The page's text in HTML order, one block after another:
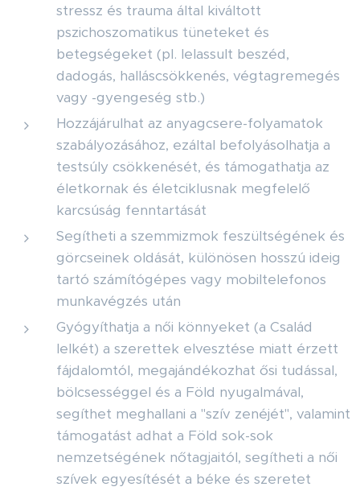
stressz és trauma által kiváltott
pszichoszomatikus tüneteket és
betegségeket (pl. lelassult beszéd,
dadogás, halláscsökkenés, végtagremegés
vagy -gyengeség stb.)
Hozzájárulhat az anyagcsere-folyamatok
szabályozásához, ezáltal befolyásolhatja a
testsúly csökkenését, és támogathatja az
életkornak és életciklusnak megfelelő
karcsúság fenntartását
Segítheti a szemmizmok feszültségének és
görcseinek oldását, különösen hosszú ideig
tartó számítógépes vagy mobiltelefonos
munkavégzés után
Gyógyíthatja a női könnyeket (a Család
lelkét) a szerettek elvesztése miatt érzett
fájdalomtól, megajándékozhat ősi tudással,
bölcsességgel és a Föld nyugalmával,
segíthet meghallani a "szív zenéjét", valamint
támogatást adhat a Föld sok-sok
nemzetségének nőtagjaitól, segítheti a női
szívek egyesítését a béke és szeretet